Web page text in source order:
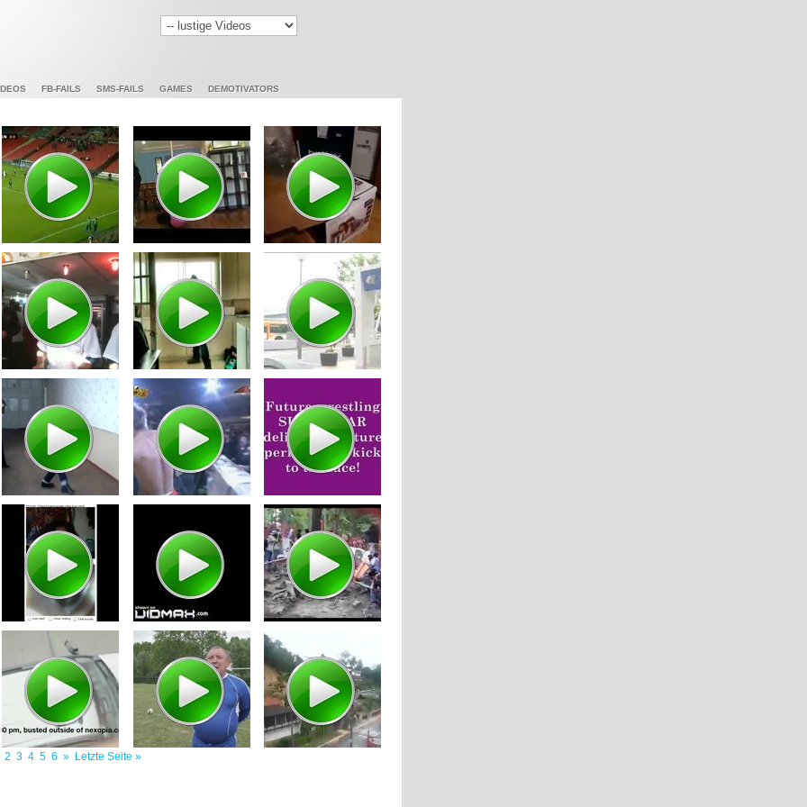
FB-FAILS SMS-FAILS GAMES DEMOTIVATORS
2 3 4 5 6 » Letzte Seite »